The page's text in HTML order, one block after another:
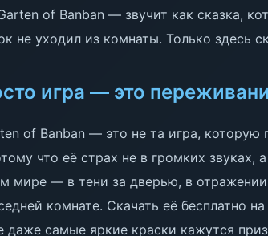
of Banban — звучит как сказка,
не уходил из комнаты. Только здесь
игра — это
of Banban — это не та игра, которую
что её страх не в громких звуках,
мире — в тени за дверью, в
комнате. Скачать её бесплатно
даже самые яркие краски кажутся